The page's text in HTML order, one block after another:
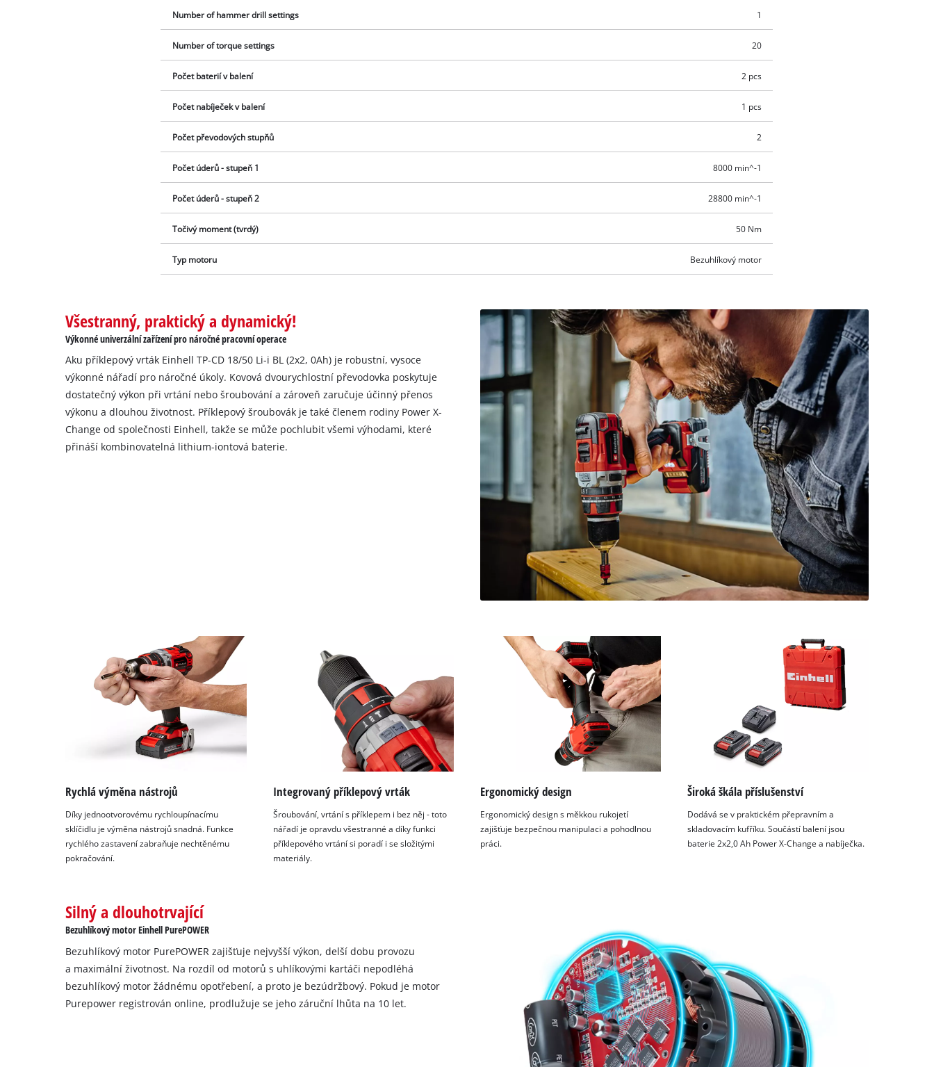
to trackers that are not disclosed to the
the site with their CMP to add this content
Number of hammer drill settings 1
Number of torque settings 20
Počet baterií v balení 2 pcs
Počet nabíječek v balení 1 pcs
Počet převodových stupňů 2
Počet úderů - stupeň 1 8000 min^-1
Počet úderů - stupeň 2 28800 min^-1
Točivý moment (tvrdý) 50 Nm
Typ motoru Bezuhlíkový motor
Všestranný, praktický a dynamický!
Výkonné univerzální zařízení pro náročné pracovní operace
Aku příklepový vrták Einhell TP-CD 18/50 Li-i BL (2x2, 0Ah) je robustní, vysoce
výkonné nářadí pro náročné úkoly. Kovová dvourychlostní převodovka poskytuje
dostatečný výkon při vrtání nebo šroubování a zároveň zaručuje účinný přenos
výkonu a dlouhou životnost. Příklepový šroubovák je také členem rodiny Power X-
Change od společnosti Einhell, takže se může pochlubit všemi výhodami, které
přináší kombinovatelná lithium-iontová baterie.
Rychlá výměna nástrojů
Díky jednootvorovému rychloupínacímu
sklíčidlu je výměna nástrojů snadná. Funkce
rychlého zastavení zabraňuje nechtěnému
pokračování.
Integrovaný příklepový vrták
Šroubování, vrtání s příklepem i bez něj - toto
nářadí je opravdu všestranné a díky funkci
příklepového vrtání si poradí i se složitými
materiály.
Ergonomický design
Ergonomický design s měkkou rukojetí
zajišťuje bezpečnou manipulaci a pohodlnou
práci.
Široká škála příslušenství
Dodává se v praktickém přepravním a
skladovacím kufříku. Součástí balení jsou
baterie 2x2,0 Ah Power X-Change a nabíječka.
Silný a dlouhotrvající
Bezuhlíkový motor Einhell PurePOWER
Bezuhlíkový motor PurePOWER zajišťuje nejvyšší výkon, delší dobu provozu
a maximální životnost. Na rozdíl od motorů s uhlíkovými kartáči nepodléhá
bezuhlíkový motor žádnému opotřebení, a proto je bezúdržbový. Pokud je motor
Purepower registrován online, prodlužuje se jeho záruční lhůta na 10 let.